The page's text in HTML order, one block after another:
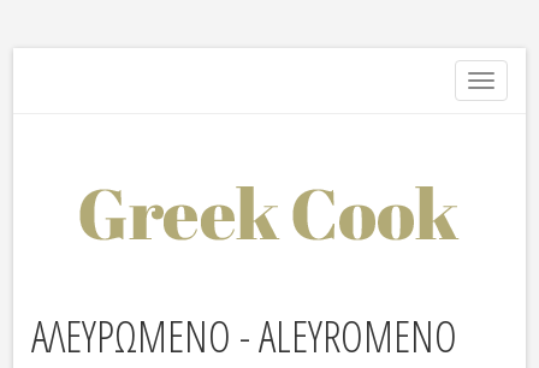
Toggle
ΑΛΕΥΡΩΜΕΝΟ - ALEYROMENO